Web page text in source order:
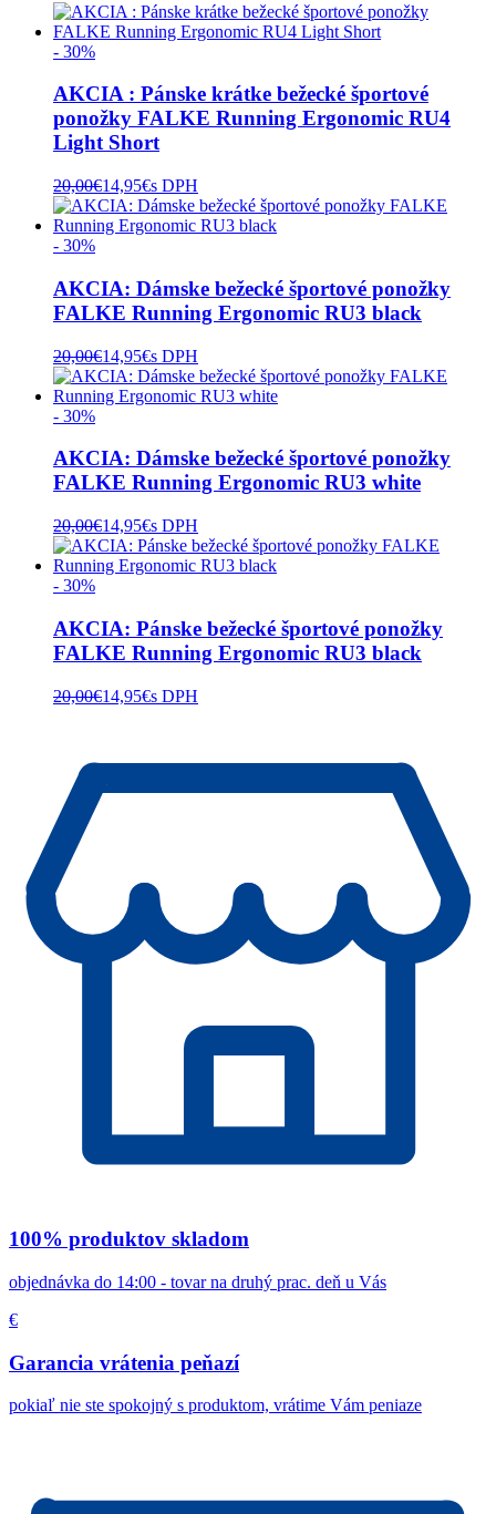
- 30%
AKCIA : Pánske krátke bežecké športové
ponožky FALKE Running Ergonomic RU4
Light Short
20,00€14,95€s DPH
- 30%
AKCIA: Dámske bežecké športové ponožky
FALKE Running Ergonomic RU3 black
20,00€14,95€s DPH
- 30%
AKCIA: Dámske bežecké športové ponožky
FALKE Running Ergonomic RU3 white
20,00€14,95€s DPH
- 30%
AKCIA: Pánske bežecké športové ponožky
FALKE Running Ergonomic RU3 black
20,00€14,95€s DPH
100% produktov skladom
objednávka do 14:00 - tovar na druhý prac. deň u Vás
€
Garancia vrátenia peňazí
pokiaľ nie ste spokojný s produktom, vrátime Vám peniaze